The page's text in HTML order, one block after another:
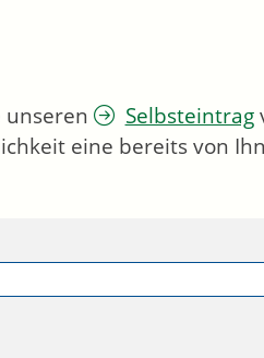
unseren Selbsteintrag
eine bereits von